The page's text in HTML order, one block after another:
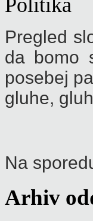
Pregled
da bomo
posebej
gluhe,
Na
Arhiv